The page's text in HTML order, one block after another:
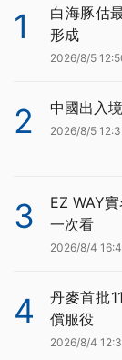
1
白海豚估
形成
2026/8/5
2 中國出入
2026/8/5
3
EZ WAY
一次看
2026/8/4
4
丹麥首批
償服役
2026/8/4